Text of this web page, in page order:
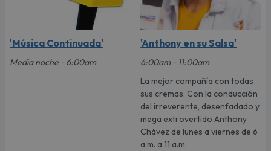
'Música Continuada'
Media noche - 6:00am
'Anthony en su Salsa'
6:00am - 11:00am
La mejor compañía con todas
sus cremas. Con la conducción
del irreverente, desenfadado y
mega extrovertido Anthony
Chávez de lunes a viernes de 6
a.m. a 11 a.m.